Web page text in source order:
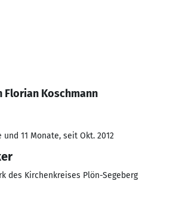
Florian Koschmann
und 11 Monate, seit Okt. 2012
des Kirchenkreises Plön-Segeberg